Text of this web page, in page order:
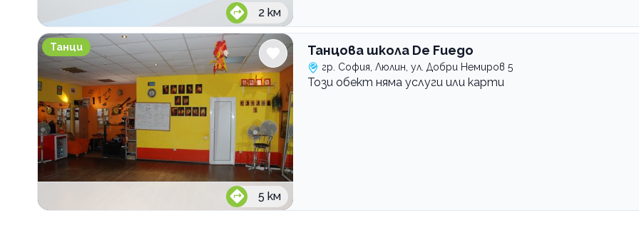
2 км
Танцова школа De Fuego
Танци
5 км
Танцова школа De Fuego
гр. София, Люлин, ул. Добри Немиров 5
Този обект няма услуги или карти